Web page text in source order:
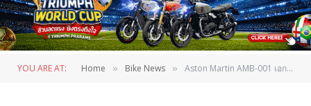
YOU ARE AT: Home » Bike News » Aston Martin AMB-001 เอกโซติกไบค์ผูก”(เทอร์)โบ” ราคาเกือบ 4 ล้าน เริ่มวิ่งทดสอบจริงแล้ว !